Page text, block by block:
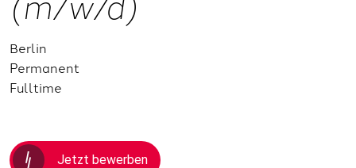
Berlin
Permanent
Fulltime
Jetzt bewerben